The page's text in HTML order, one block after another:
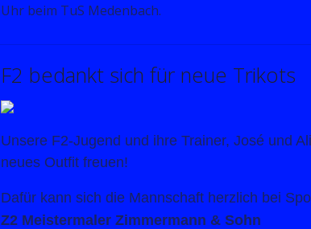
Uhr beim TuS Medenbach.
F2 bedankt sich für neue Trikots
Unsere F2-Jugend und ihre Trainer, José und
neues Outfit freuen!
Dafür kann sich die Mannschaft herzlich bei
Z2 Meistermaler Zimmermann & Sohn